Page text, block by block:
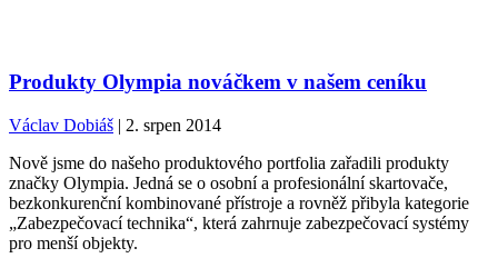
Produkty Olympia nováčkem v našem ceníku
Václav Dobiáš | 2. srpen 2014
Nově jsme do našeho produktového portfolia zařadili produkty
značky Olympia. Jedná se o osobní a profesionální skartovače,
bezkonkurenční kombinované přístroje a rovněž přibyla kategorie
„Zabezpečovací technika“, která zahrnuje zabezpečovací systémy
pro menší objekty.